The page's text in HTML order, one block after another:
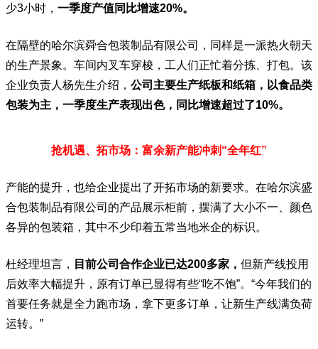
少3小时， 一季度产值同比增速20%。
在隔壁的哈尔滨舜合包装制品有限公司，同样是一派热火朝天
的生产景象。车间内叉车穿梭，工人们正忙着分拣、打包。该
企业负责人杨先生介绍， 公司主要生产纸板和纸箱，以食品类
包装为主，一季度生产表现出色，同比增速超过了10%。
抢机遇、拓市场：富余新产能冲刺“全年红”
产能的提升，也给企业提出了开拓市场的新要求。在哈尔滨盛
合包装制品有限公司的产品展示柜前，摆满了大小不一、颜色
各异的包装箱，其中不少印着五常当地米企的标识。
杜经理坦言， 目前公司合作企业已达200多家， 但新产线投用
后效率大幅提升，原有订单已显得有些“吃不饱”。“今年我们的
首要任务就是全力跑市场，拿下更多订单，让新生产线满负荷
运转。”